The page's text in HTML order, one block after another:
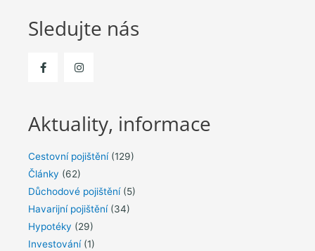
Sledujte nás
Aktuality, informace
Cestovní pojištění(129)
Články (62)
Důchodové pojištění(5)
Havarijní pojištění(34)
Hypotéky (29)
Investování(1)